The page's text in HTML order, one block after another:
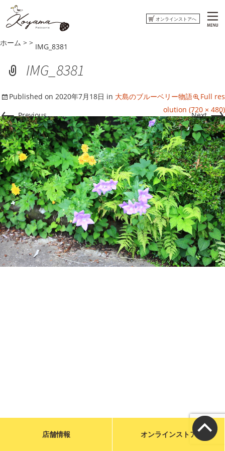
ホーム > > IMG_8381
IMG_8381
Published on 2020年7月18日 in 大島のブルーベリー物語
Full res
olution (720 × 480)
←Previous Next→
オンラインストアへ
ホーム
コヤマ菓子店について
おしらせ
ウミネコまがじん
はまぐりもなかくっきー
オンラインストアへ
メールで問い合わせる
お店に電話をかける
店舗情報 オンラインストア